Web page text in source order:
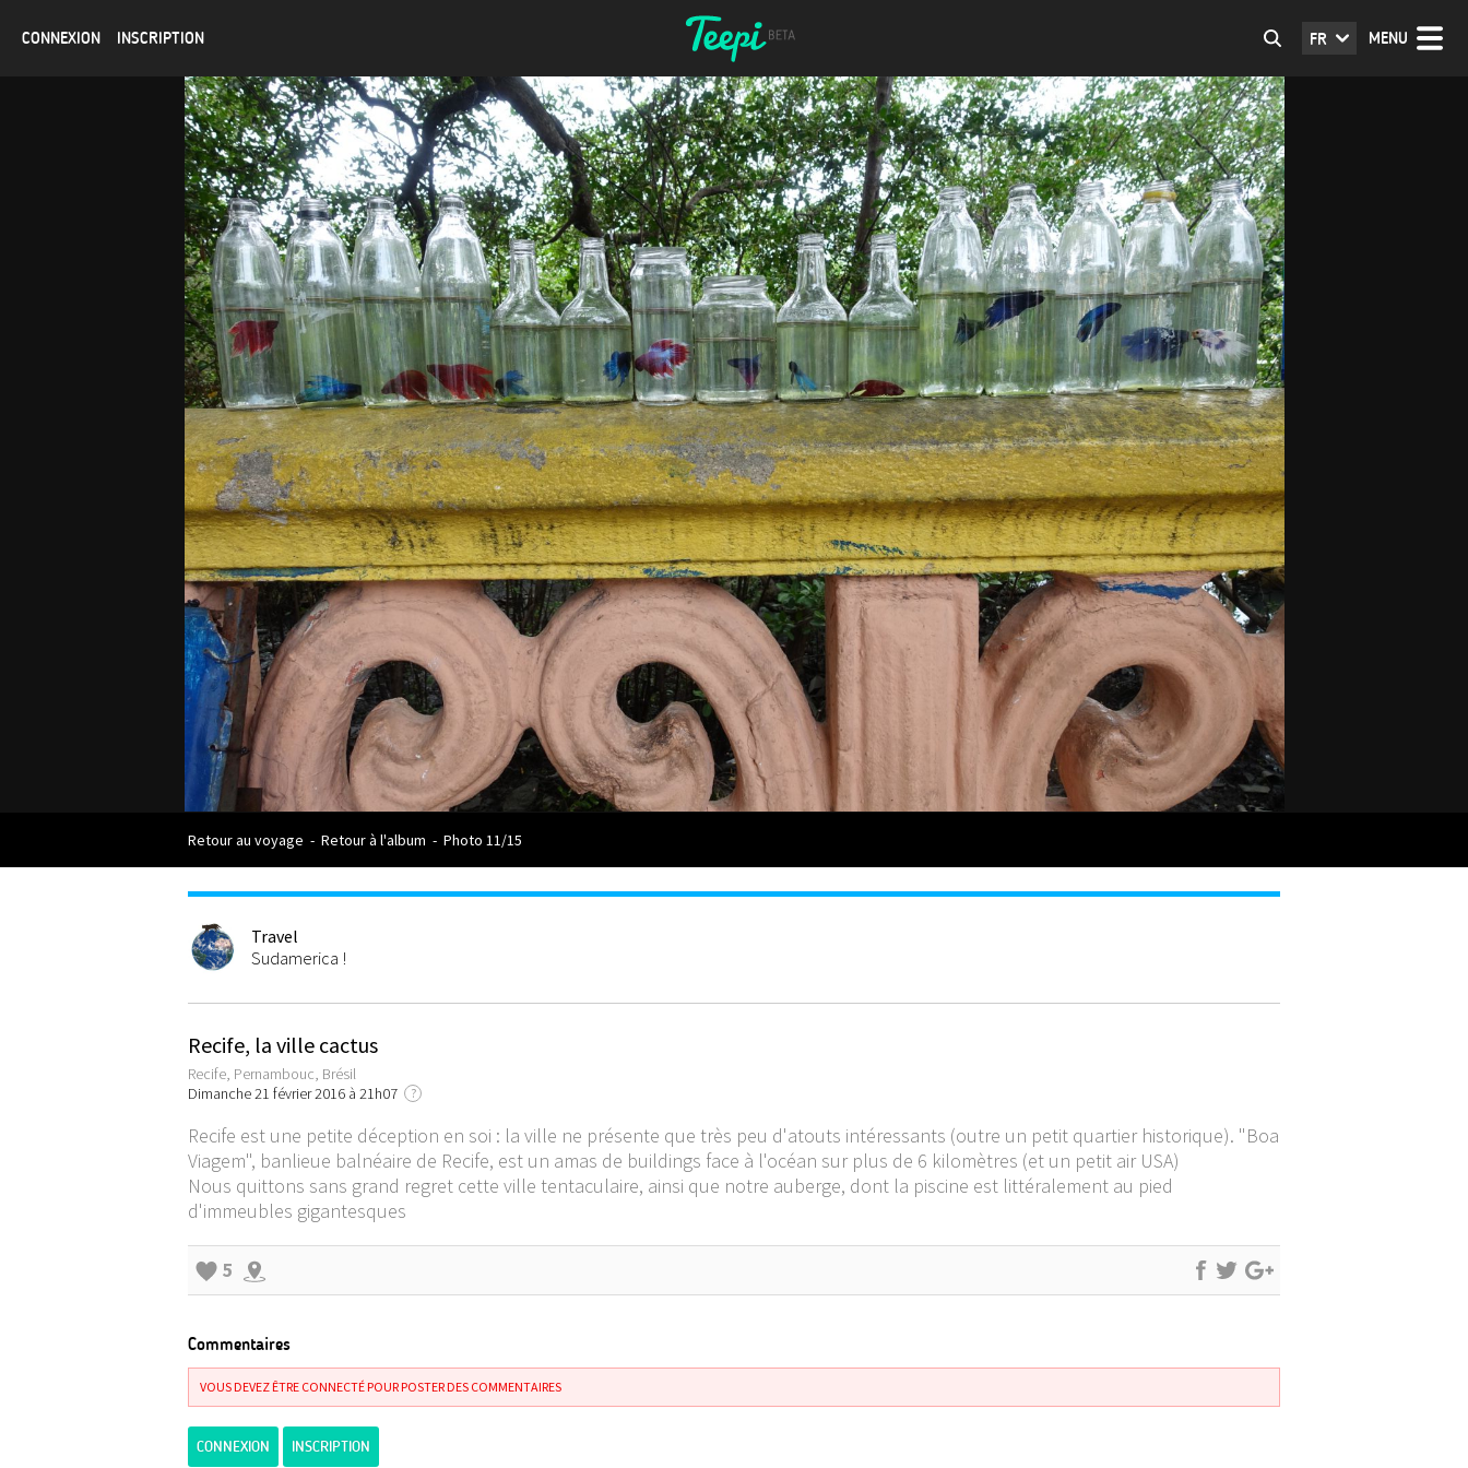
CONNEXION INSCRIPTION MENU
FR
Retour au voyage - Retour à l'album - Photo 11/15
Travel
Sudamerica !
Recife, la ville cactus
Recife, Pernambouc, Brésil
Dimanche 21 février 2016 à 21h07
?
Recife est une petite déception en soi : la ville ne présente que très peu d'atouts intéressants (outre un petit quartier historique). "Boa
Viagem", banlieue balnéaire de Recife, est un amas de buildings face à l'océan sur plus de 6 kilomètres (et un petit air USA)
Nous quittons sans grand regret cette ville tentaculaire, ainsi que notre auberge, dont la piscine est littéralement au pied
d'immeubles gigantesques
5
Commentaires
VOUS DEVEZ ÊTRE CONNECTÉ POUR POSTER DES COMMENTAIRES
CONNEXION INSCRIPTION